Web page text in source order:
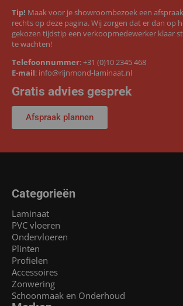
Tip! Maak voor je showroombezoek een
rechts op deze pagina. Wij zorgen dat er dan op
gekozen tijdstip een verkoopmedewerker klaar
te wachten!
Telefoonnummer:+31 (0)10 2345 468
E-mail: info@rijnmond-laminaat.nl
Gratis advies gesprek
Afspraak plannen
Categorieën
Laminaat
PVC vloeren
Ondervloeren
Plinten
Profielen
Accessoires
Zonwering
Schoonmaak en Onderhoud